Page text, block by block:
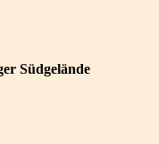
Südgelände